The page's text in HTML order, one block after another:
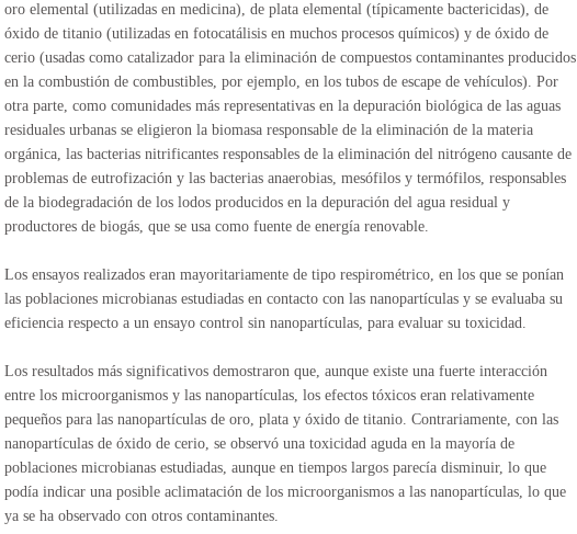
oro elemental (utilizadas en medicina), de plata elemental (típicamente bactericidas), de
óxido de titanio (utilizadas en fotocatálisis en muchos procesos químicos) y de óxido de
cerio (usadas como catalizador para la eliminación de compuestos contaminantes producidos
en la combustión de combustibles, por ejemplo, en los tubos de escape de vehículos). Por
otra parte, como comunidades más representativas en la depuración biológica de las aguas
residuales urbanas se eligieron la biomasa responsable de la eliminación de la materia
orgánica, las bacterias nitrificantes responsables de la eliminación del nitrógeno causante de
problemas de eutrofización y las bacterias anaerobias, mesófilos y termófilos, responsables
de la biodegradación de los lodos producidos en la depuración del agua residual y
productores de biogás, que se usa como fuente de energía renovable.
Los ensayos realizados eran mayoritariamente de tipo respirométrico, en los que se ponían
las poblaciones microbianas estudiadas en contacto con las nanopartículas y se evaluaba su
eficiencia respecto a un ensayo control sin nanopartículas, para evaluar su toxicidad.
Los resultados más significativos demostraron que, aunque existe una fuerte interacción
entre los microorganismos y las nanopartículas, los efectos tóxicos eran relativamente
pequeños para las nanopartículas de oro, plata y óxido de titanio. Contrariamente, con las
nanopartículas de óxido de cerio, se observó una toxicidad aguda en la mayoría de
poblaciones microbianas estudiadas, aunque en tiempos largos parecía disminuir, lo que
podía indicar una posible aclimatación de los microorganismos a las nanopartículas, lo que
ya se ha observado con otros contaminantes.